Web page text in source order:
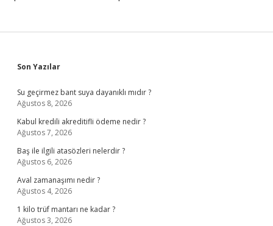
Sidebar
Son Yazılar
Su geçirmez bant suya dayanıklı mıdır ?
Ağustos 8, 2026
Kabul kredili akreditifli ödeme nedir ?
Ağustos 7, 2026
Baş ile ilgili atasözleri nelerdir ?
Ağustos 6, 2026
Aval zamanaşımı nedir ?
Ağustos 4, 2026
1 kilo trüf mantarı ne kadar ?
Ağustos 3, 2026